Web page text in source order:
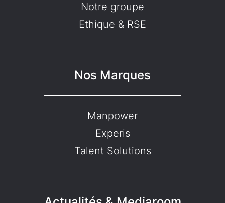
Notre groupe
Ethique & RSE
Nos Marques
Manpower
Experis
Talent Solutions